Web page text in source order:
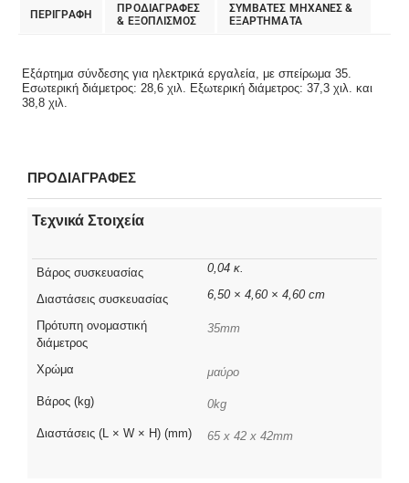
ΠΕΡΙΓΡΑΦΗ
ΠΡΟΔΙΑΓΡΑΦΕΣ
& EΞΟΠΛΙΣΜΟΣ
ΣΥΜΒΑΤΕΣ ΜΗΧΑΝΕΣ &
ΕΞΑΡΤΗΜΑΤΑ
Εξάρτημα σύνδεσης για ηλεκτρικά εργαλεία, με σπείρωμα 35.
Εσωτερική διάμετρος: 28,6 χιλ. Εξωτερική διάμετρος: 37,3 χιλ. και
38,8 χιλ.
ΠΡΟΔΙΑΓΡΑΦΕΣ
Τεχνικά Στοιχεία
Βάρος συσκευασίας 0,04 κ.
Διαστάσεις συσκευασίας 6,50 × 4,60 × 4,60 cm
Πρότυπη ονομαστική
διάμετρος
35mm
Χρώμα μαύρο
Βάρος (kg) 0kg
Διαστάσεις (L × W × H) (mm) 65 x 42 x 42mm